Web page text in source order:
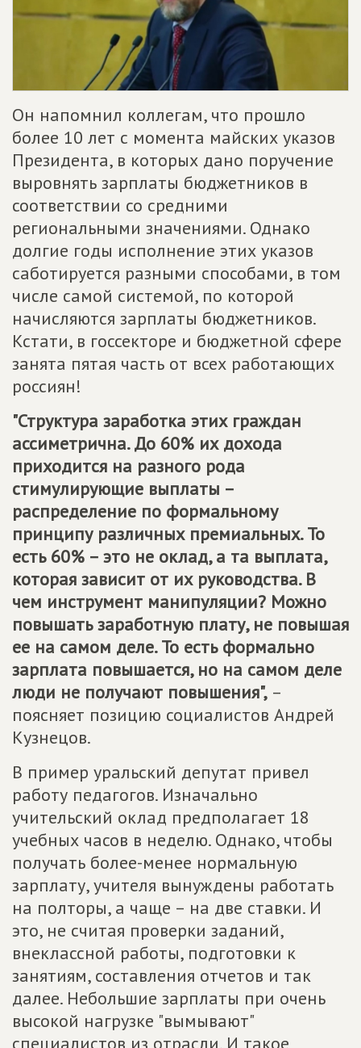
Он напомнил коллегам, что прошло
более 10 лет с момента майских указов
Президента, в которых дано поручение
выровнять зарплаты бюджетников в
соответствии со средними
региональными значениями. Однако
долгие годы исполнение этих указов
саботируется разными способами, в том
числе самой системой, по которой
начисляются зарплаты бюджетников.
Кстати, в госсекторе и бюджетной сфере
занята пятая часть от всех работающих
россиян!
"Структура заработка этих граждан
ассиметрична. До 60% их дохода
приходится на разного рода
стимулирующие выплаты –
распределение по формальному
принципу различных премиальных. То
есть 60% – это не оклад, а та выплата,
которая зависит от их руководства. В
чем инструмент манипуляции? Можно
повышать заработную плату, не повышая
ее на самом деле. То есть формально
зарплата повышается, но на самом деле
люди не получают повышения", –
поясняет позицию социалистов Андрей
Кузнецов.
В пример уральский депутат привел
работу педагогов. Изначально
учительский оклад предполагает 18
учебных часов в неделю. Однако, чтобы
получать более-менее нормальную
зарплату, учителя вынуждены работать
на полторы, а чаще – на две ставки. И
это, не считая проверки заданий,
внеклассной работы, подготовки к
занятиям, составления отчетов и так
далее. Небольшие зарплаты при очень
высокой нагрузке "вымывают"
специалистов из отрасли. И такое